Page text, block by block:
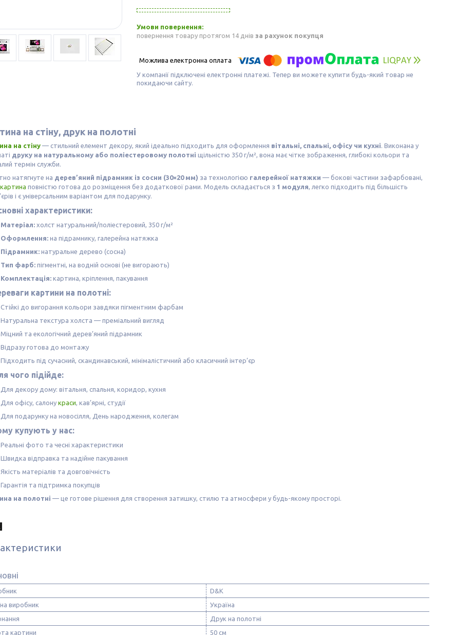
повернення товару протягом 14 днів за рахунок покупця
У компанії підключені електронні платежі. Тепер ви можете купити будь-який товар не
покидаючи сайту.
на стіну, друк на полотні
на стіну — стильний елемент декору, який ідеально підходить для оформлення вітальні, спальні, офісу чи кухні. Виконана у
друку на натуральному або поліестеровому полотні щільністю 350 г/м², вона має чітке зображення, глибокі кольори та
термін служби.
натягнуте на дерев’яний підрамник із сосни (30×20 мм) за технологією галерейної натяжки — бокові частини зафарбовані,
картина повністю готова до розміщення без додаткової рами. Модель складається з 1 модуля, легко підходить під більшість
і є універсальним варіантом для подарунку.
характеристики:
Матеріал: холст натуральний/поліестеровий, 350 г/м²
Оформлення: на підрамнику, галерейна натяжка
Підрамник: натуральне дерево (сосна)
Тип фарб: пігментні, на водній основі (не вигорають)
Комплектація: картина, кріплення, пакування
картини на полотні:
Стійкі до вигорання кольори завдяки пігментним фарбам
Натуральна текстура холста — преміальний вигляд
Міцний та екологічний дерев’яний підрамник
Відразу готова до монтажу
Підходить під сучасний, скандинавський, мінімалістичний або класичний інтер’єр
чого підійде:
Для декору дому: вітальня, спальня, коридор, кухня
Для офісу, салону краси, кав’ярні, студії
Для подарунку на новосілля, День народження, колегам
купують у нас:
Реальні фото та чесні характеристики
Швидка відправка та надійне пакування
Якість матеріалів та довговічність
Гарантія та підтримка покупців
на полотні — це готове рішення для створення затишку, стилю та атмосфери у будь-якому просторі.
D&K
виробник
Україна
Друк на полотні
картини
50 см